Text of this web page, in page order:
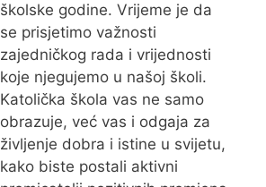
školske godine. Vrijeme je da
se prisjetimo važnosti
zajedničkog rada i vrijednosti
koje njegujemo u našoj školi.
Katolička škola vas ne samo
obrazuje, već vas i odgaja za
življenje dobra i istine u svijetu,
kako biste postali aktivni